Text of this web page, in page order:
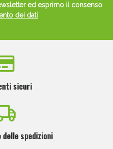
ed esprimo il consenso
dei dati
sicuri
spedizioni